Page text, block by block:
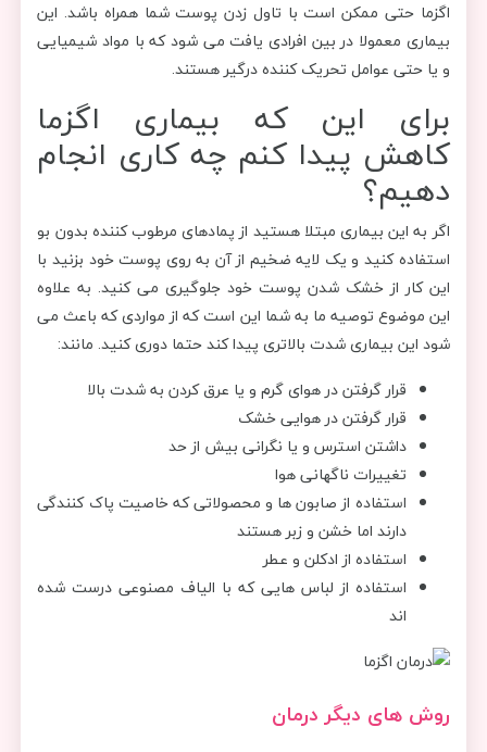
اگزما حتی ممکن است با تاول زدن پوست شما همراه باشد. این
بیماری معمولا در بین افرادی یافت می شود که با مواد شیمیایی
و یا حتی عوامل تحریک کننده درگیر هستند.
برای این که بیماری اگزما
کاهش پیدا کنم چه کاری انجام
دهیم؟
اگر به این بیماری مبتلا هستید از پمادهای مرطوب کننده بدون بو
استفاده کنید و یک لایه ضخیم از آن به روی پوست خود بزنید با
این کار از خشک شدن پوست خود جلوگیری می کنید. به علاوه
این موضوع توصیه ما به شما این است که از مواردی که باعث می
شود این بیماری شدت بالاتری پیدا کند حتما دوری کنید. مانند:
قرار گرفتن در هوای گرم و یا عرق کردن به شدت بالا
قرار گرفتن در هوایی خشک
داشتن استرس و یا نگرانی بیش از حد
تغییرات ناگهانی هوا
استفاده از صابون ها و محصولاتی که خاصیت پاک کنندگی
دارند اما خشن و زبر هستند
استفاده از ادکلن و عطر
استفاده از لباس هایی که با الیاف مصنوعی درست شده
اند
روش های دیگر درمان